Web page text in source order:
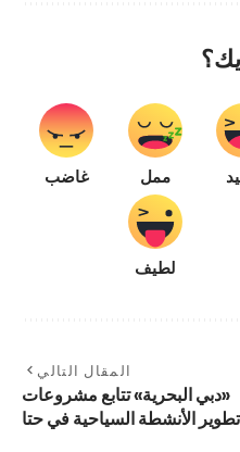
ممل غاضب
لطيف
المقال التالي
«دبي البحرية» تتابع مشروعات
تطوير الأنشطة السياحية في حتا